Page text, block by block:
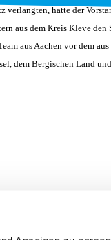
verlangten, hatte der
aus dem Kreis Kleve
aus Aachen vor dem
dem Bergischen Land